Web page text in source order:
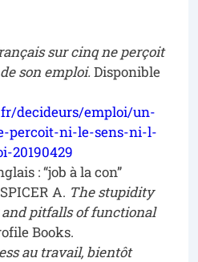
sur cinq ne perçoit
son emploi. Disponible
decideurs/emploi/un-
percoit-ni-le-sens-ni-l-
20190429
: “job à la con”
A. The stupidity
pitfalls of functional
Books.
au travail, bientôt